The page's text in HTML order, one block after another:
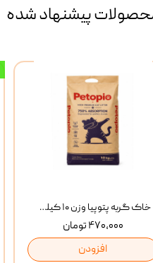
پیشنهاد شده
خاک گربه پتوپیا وزن ۱۰ کیلوگرم
۴۷۰,۰۰۰ تومان
افزودن